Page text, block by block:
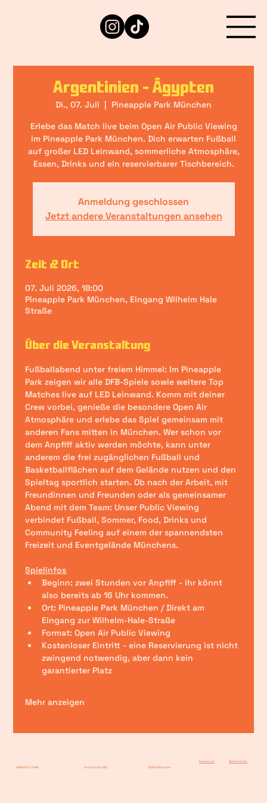
Argentinien - Ägypten
Di., 07. Juli
  |
Pineapple Park München
Erlebe das Match live beim Open Air Public Viewing
im Pineapple Park München. Dich erwarten Fußball
auf großer LED Leinwand, sommerliche Atmosphäre,
Essen, Drinks und ein reservierbarer Tischbereich.
Anmeldung geschlossen
Jetzt andere Veranstaltungen ansehen
Zeit & Ort
07. Juli 2026, 18:00
Pineapple Park München, Eingang Wilhelm Hale
Straße
Über die Veranstaltung
Fußballabend unter freiem Himmel: Im Pineapple
Park zeigen wir alle DFB-Spiele sowie weitere Top
Matches live auf LED Leinwand. Komm mit deiner
Crew vorbei, genieße die besondere Open Air
Atmosphäre und erlebe das Spiel gemeinsam mit
anderen Fans mitten in München. Wer schon vor
dem Anpfiff aktiv werden möchte, kann unter
anderem die frei zugänglichen Fußball und
Basketballflächen auf dem Gelände nutzen und den
Spieltag sportlich starten. Ob nach der Arbeit, mit
Freundinnen und Freunden oder als gemeinsamer
Abend mit dem Team: Unser Public Viewing
verbindet Fußball, Sommer, Food, Drinks und
Community Feeling auf einem der spannendsten
Freizeit und Eventgelände Münchens.
Spielinfos
Beginn: zwei Stunden vor Anpfiff - ihr könnt
also bereits ab 16 Uhr kommen.
Ort: Pineapple Park München / Direkt am
Eingang zur Wilhelm-Hale-Straße
Format: Open Air Public Viewing
Kostenloser Eintritt - eine Reservierung ist nicht
zwingend notwendig, aber dann kein
garantierter Platz
Mehr anzeigen
PINEAPPLE PARK Arnulfstraße 195 80634 München
Impressum Datenschutz